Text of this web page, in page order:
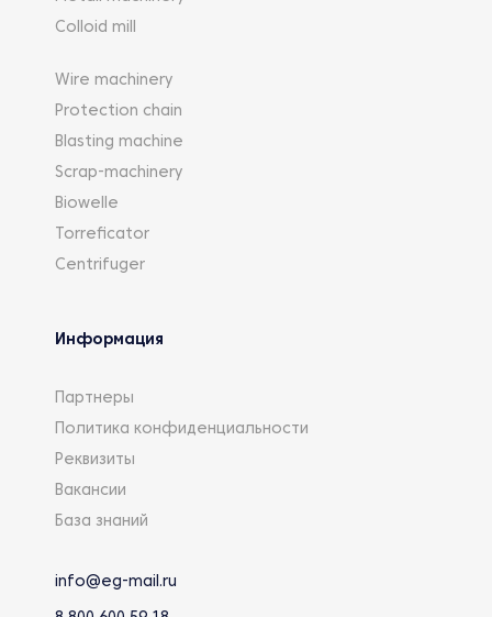
Colloid mill
Wire machinery
Protection chain
Blasting machine
Scrap-machinery
Biowelle
Torreficator
Centrifuger
Информация
Партнеры
Политика конфиденциальности
Реквизиты
Вакансии
База знаний
info@eg-mail.ru